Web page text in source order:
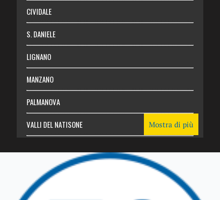
CIVIDALE
S. DANIELE
LIGNANO
MANZANO
PALMANOVA
VALLI DEL NATISONE
TRICESIMO
TARCENTO
Mostra di più